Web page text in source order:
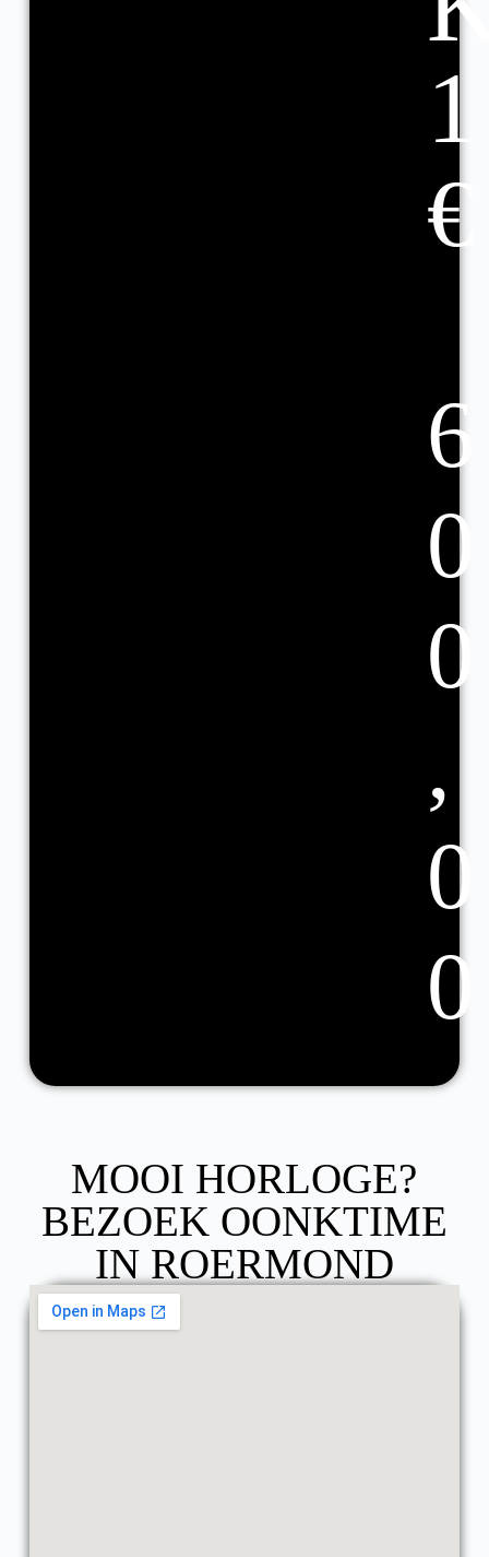
1
€
6
0
0
,
0
0
MOOI HORLOGE?
BEZOEK OONKTIME
IN ROERMOND